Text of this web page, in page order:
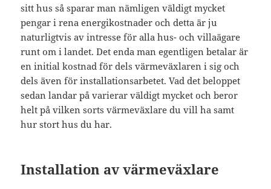
sitt hus så sparar man nämligen väldigt mycket
pengar i rena energikostnader och detta är ju
naturligtvis av intresse för alla hus- och villaägare
runt om i landet. Det enda man egentligen betalar är
en initial kostnad för dels värmeväxlaren i sig och
dels även för installationsarbetet. Vad det beloppet
sedan landar på varierar väldigt mycket och beror
helt på vilken sorts värmeväxlare du vill ha samt
hur stort hus du har.
Installation av värmeväxlare